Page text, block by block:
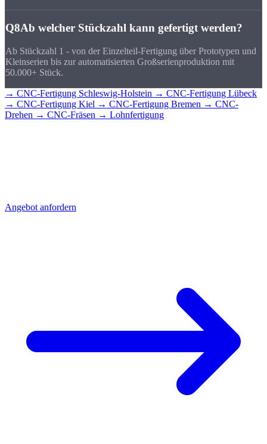
Q8Ab welcher Stückzahl kann gefertigt werden?
Ab Stückzahl 1 - von der Einzelteil-Fertigung über Prototypen und
Kleinserien bis zur automatisierten Großserienproduktion mit
50.000+ Stück.
→ CNC-Fertigung Schleswig-Holstein → CNC-Fertigung Lübeck
→ CNC-Fertigung Kiel → CNC-Fertigung Bremen → CNC-
Drehen → CNC-Fräsen → Lohnfertigung
Angebot anfordern